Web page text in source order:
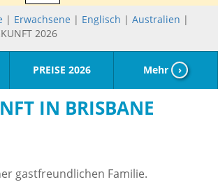
| Erwachsene | Englisch | Australien |
2026
PREISE 2026 Mehr ›
IN BRISBANE
gastfreundlichen Familie.